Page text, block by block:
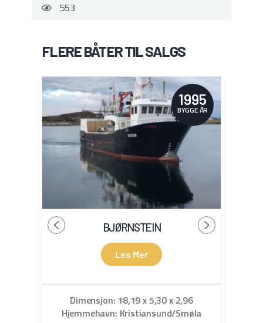
553
FLERE BÅTER TIL SALGS
1995
BYGGE ÅR
BJØRNSTEIN
Les Mer
Dimensjon: 18,19 x 5,30 x 2,96
Hjemmehavn: Kristiansund/Smøla